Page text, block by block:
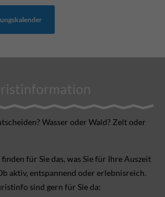
Wasser oder Wald? Zelt oder
für Sie das, was Sie für Ihre Aus­zeit
aktiv, ent­spannend oder erlebnis­reich.
sind gern für Sie da: